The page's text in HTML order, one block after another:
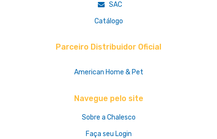
SAC
Catálogo
Parceiro Distribuidor Oficial
American Home & Pet
Navegue pelo site
Sobre a Chalesco
Faça seu Login